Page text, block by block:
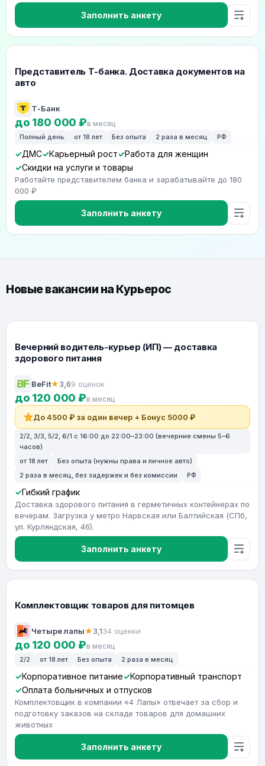
Заполнить анкету
Представитель Т-банка. Доставка документов на
авто
Т-Банк
до 180 000 ₽в месяц
Полный день от 18 лет Без опыта 2 раза в месяц РФ
ДМС Карьерный рост
Работа для женщин
Скидки на услуги и товары
Работайте представителем банка и зарабатывайте до 180
000 ₽
Заполнить анкету
Новые вакансии на Курьерос
Вечерний водитель-курьер (ИП) — доставка
здорового питания
BeFit★3,69 оценок
до 120 000 ₽в месяц
До 4500 ₽ за один вечер + Бонус 5000 ₽
2/2, 3/3, 5/2, 6/1 с 16:00 до 22:00–23:00 (вечерние смены 5–6
часов)
от 18 лет
Без опыта (нужны права и личное авто)
2 раза в месяц, без задержек и без комиссии
РФ
Гибкий график
Доставка здорового питания в герметичных контейнерах по
вечерам. Загрузка у метро Нарвская или Балтийская (СПб,
ул. Курляндская, 46).
Заполнить анкету
Комплектовщик товаров для питомцев
Четыре лапы★3,134 оценки
до 120 000 ₽в месяц
2/2 от 18 лет Без опыта 2 раза в месяц
Корпоративное питание
Корпоративный транспорт
Оплата больничных и отпусков
Комплектовщик в компании «4 Лапы» отвечает за сбор и
подготовку заказов на складе товаров для домашних
животных
Заполнить анкету